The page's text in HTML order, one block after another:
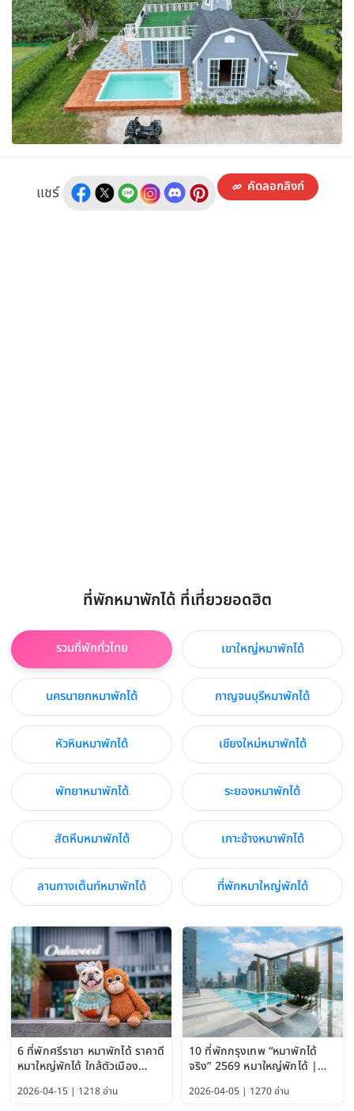
แชร์ คัดลอกลิงก์
ที่พักหมาพักได้ ที่เที่ยวยอดฮิต
รวมที่พักทั่วไทย เขาใหญ่หมาพักได้
นครนายกหมาพักได้ กาญจนบุรีหมาพักได้
หัวหินหมาพักได้ เชียงใหม่หมาพักได้
พัทยาหมาพักได้ ระยองหมาพักได้
สัตหีบหมาพักได้ เกาะช้างหมาพักได้
ลานกางเต็นท์หมาพักได้ ที่พักหมาใหญ่พักได้
6 ที่พักศรีราชา หมาพักได้ ราคาดี
หมาใหญ่พักได้ ใกล้ตัวเมือง
2026-04-15 | 1218 อ่าน
10 ที่พักกรุงเทพ “หมาพักได้
จริง” 2569 หมาใหญ่พักได้ |
Bangkok อัปเดตล่าสุด
2026-04-05 | 1270 อ่าน